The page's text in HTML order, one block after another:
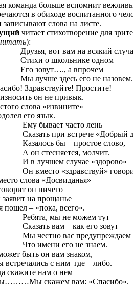
команда больше вспомнит
в обиходе воспитанного
записывают слова на листе.
читает стихотворение для
):
Друзья, вот вам на всякий
Стихи о школьнике одном
Его зовут…., а впрочем
здесь его не назовем.
Здравствуйте! Простите! –
он не привык.
слова «извините»
его язык.
бывает часто лень
при встрече «Добрый
бы – простое слово,
стесняется, молчит.
лучшем случае «здорово»
«здравствуй»
слова «Досвиданья»
он ничего
на прощанье
пошел – «пока, всего».
мы не можем тут
вам – как его зовут
вас предупреждаем
имени его не знаем.
быть он вам знаком,
встречались с ним где – либо.
скажите нам о нем
скажем вам: «Спасибо».